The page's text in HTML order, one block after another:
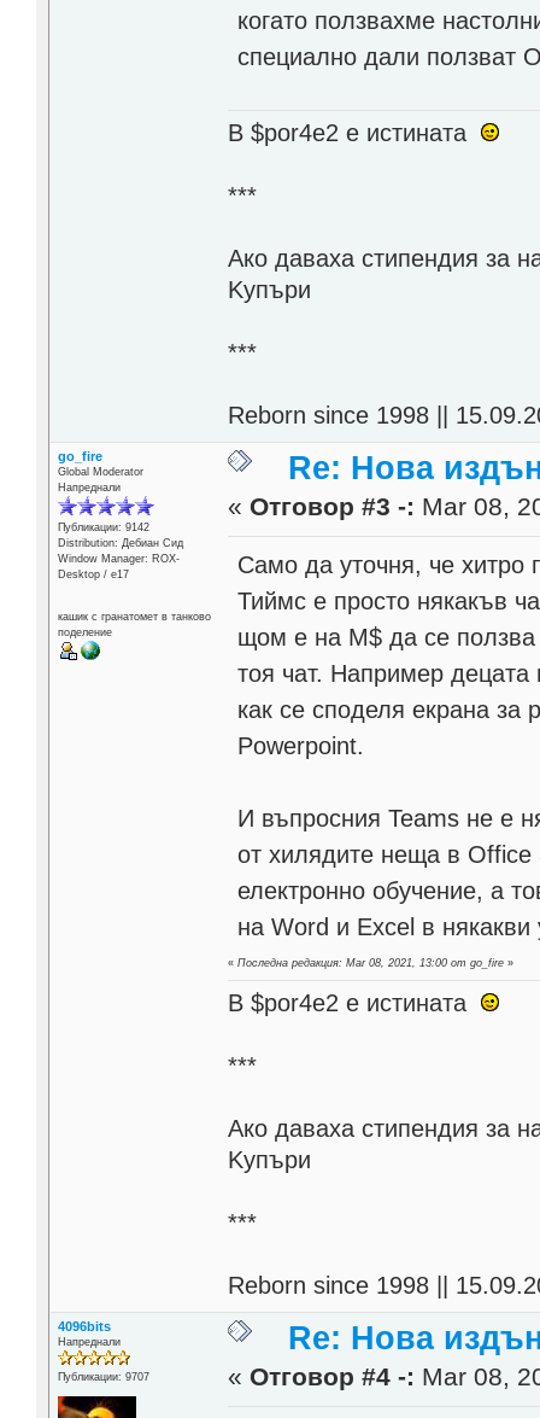
когато ползвахме
специално дали ползват
В $por4e2 e истината
***
Aко даваха стипендия за
Kупъри
***
Reborn since 1998 ||
go_fire
Global Moderator
Напреднали
Публикации: 9142
Distribution: Дебиан Сид
Window Manager: ROX-
Desktop / е17
кашик с гранатомет в танково
поделение
Re: Нова
« Отговор #3 -: Mar 08,
Само да уточня, че хитро
Тиймс е просто някакъв
щом е на М$ да се ползва
тоя чат. Например
как се споделя екрана за
Powerpoint.
И въпросния Teams не е
от хилядите неща в Office
електронно обучение, а
на Word и Excel в
«Последна редакция: Mar 08, 2021, 13:00 от go_fire »
В $por4e2 e истината
***
Aко даваха стипендия за
Kупъри
***
Reborn since 1998 ||
4096bits
Напреднали
Публикации: 9707
Re: Нова
« Отговор #4 -: Mar 08,